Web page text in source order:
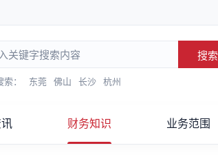
搜索
： 东莞 佛山 长沙 杭州
财务知识 业务范围